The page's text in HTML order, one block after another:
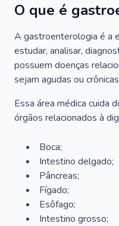
O que é
A gastroenterologia é a
estudar, analisar,
possuem doenças
sejam agudas ou
Essa área médica cuida
órgãos relacionados à
Boca;
Intestino delgado;
Pâncreas;
Fígado;
Esôfago;
Intestino grosso;